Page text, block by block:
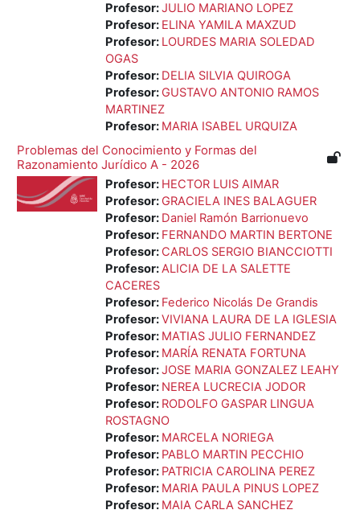
Profesor:JULIO MARIANO LOPEZ
Profesor: ELINA YAMILA MAXZUD
Profesor: LOURDES MARIA SOLEDAD
OGAS
Profesor: DELIA SILVIA QUIROGA
Profesor: GUSTAVO ANTONIO RAMOS
MARTINEZ
Profesor: MARIA ISABEL URQUIZA
Problemas del Conocimiento y Formas del
Razonamiento Jurídico A - 2026
Profesor: HECTOR LUIS AIMAR
Profesor: GRACIELA INES BALAGUER
Profesor: Daniel Ramón Barrionuevo
Profesor: FERNANDO MARTIN BERTONE
Profesor: CARLOS SERGIO BIANCCIOTTI
Profesor:ALICIA DE LA SALETTE
CACERES
Profesor: Federico Nicolás De Grandis
Profesor:VIVIANA LAURA DE LA IGLESIA
Profesor: MATIAS JULIO FERNANDEZ
Profesor: MARÍA RENATA FORTUNA
Profesor:JOSE MARIA GONZALEZ LEAHY
Profesor: NEREA LUCRECIA JODOR
Profesor: RODOLFO GASPAR LINGUA
ROSTAGNO
Profesor: MARCELA NORIEGA
Profesor: PABLO MARTIN PECCHIO
Profesor: PATRICIA CAROLINA PEREZ
Profesor: MARIA PAULA PINUS LOPEZ
Profesor: MAIA CARLA SANCHEZ